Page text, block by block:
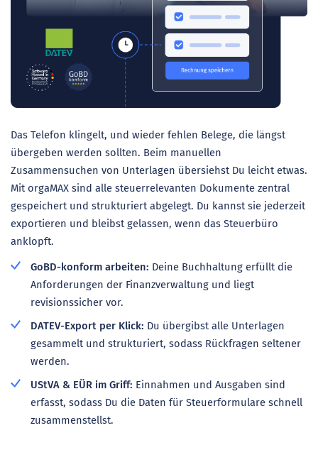
Das Telefon klingelt, und wieder fehlen Belege, die längst
übergeben werden sollten. Beim manuellen
Zusammensuchen von Unterlagen übersiehst Du leicht etwas.
Mit orgaMAX sind alle steuerrelevanten Dokumente zentral
gespeichert und strukturiert abgelegt. Du kannst sie jederzeit
exportieren und bleibst gelassen, wenn das Steuerbüro
anklopft.
GoBD-konform arbeiten: Deine Buchhaltung erfüllt die
Anforderungen der Finanzverwaltung und liegt
revisionssicher vor.
DATEV-Export per Klick: Du übergibst alle Unterlagen
gesammelt und strukturiert, sodass Rückfragen seltener
werden.
UStVA & EÜR im Griff: Einnahmen und Ausgaben sind
erfasst, sodass Du die Daten für Steuerformulare schnell
zusammenstellst.